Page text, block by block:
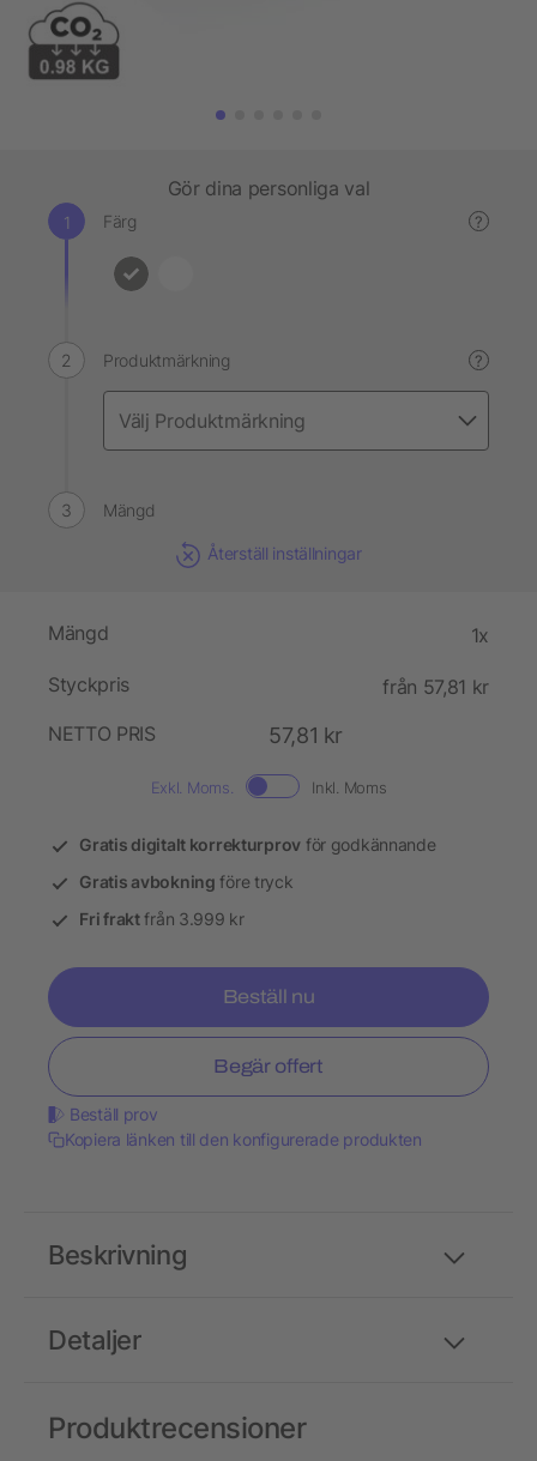
Gör dina personliga val
Färg ?
Produktmärkning ?
Mängd
Återställ inställningar
Mängd 1x
Styckpris
från 57,81 kr
NETTO PRIS
57,81 kr
Exkl. Moms. Inkl. Moms
Gratis digitalt korrekturprov för godkännande
Gratis avbokning före tryck
Fri fraktfrån 3.999 kr
Beställ nu
Begär offert
Beställ prov
Kopiera länken till den konfigurerade produkten
Detaljer
Beskrivning
Produktrecensioner